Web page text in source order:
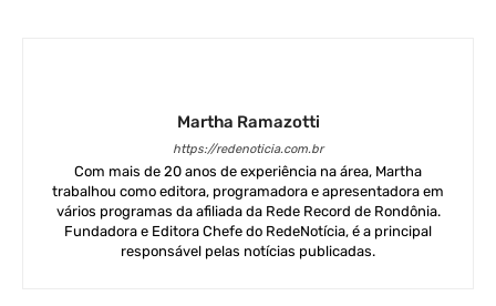
Martha Ramazotti
https://redenoticia.com.br
Com mais de 20 anos de experiência na área, Martha
trabalhou como editora, programadora e apresentadora em
vários programas da afiliada da Rede Record de Rondônia.
Fundadora e Editora Chefe do RedeNotícia, é a principal
responsável pelas notícias publicadas.